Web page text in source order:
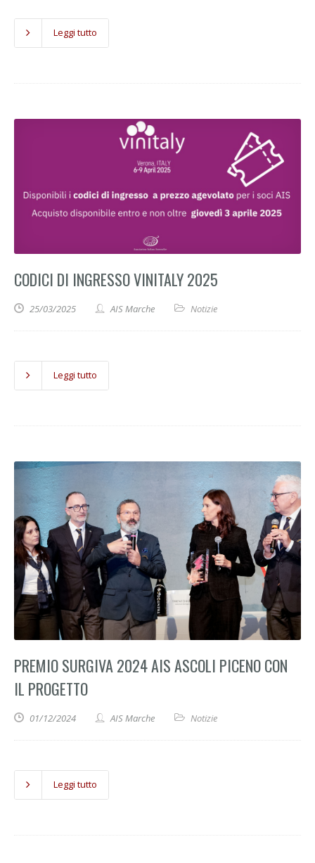
Leggi tutto
CODICI DI INGRESSO VINITALY 2025
25/03/2025 AIS Marche Notizie
Leggi tutto
PREMIO SURGIVA 2024 AIS ASCOLI PICENO CON
IL PROGETTO
01/12/2024 AIS Marche Notizie
Leggi tutto